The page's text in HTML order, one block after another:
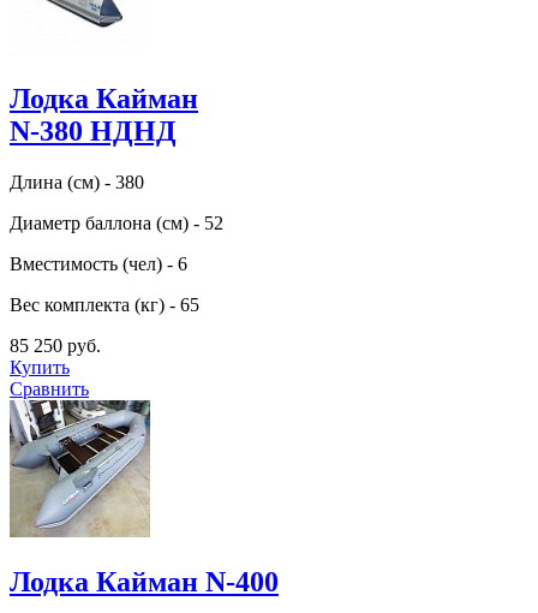
Лодка Кайман
N-380 НДНД
Длина (см) - 380
Диаметр баллона (см) - 52
Вместимость (чел) - 6
Вес комплекта (кг) - 65
85 250 руб.
Купить
Сравнить
Лодка Кайман N-400